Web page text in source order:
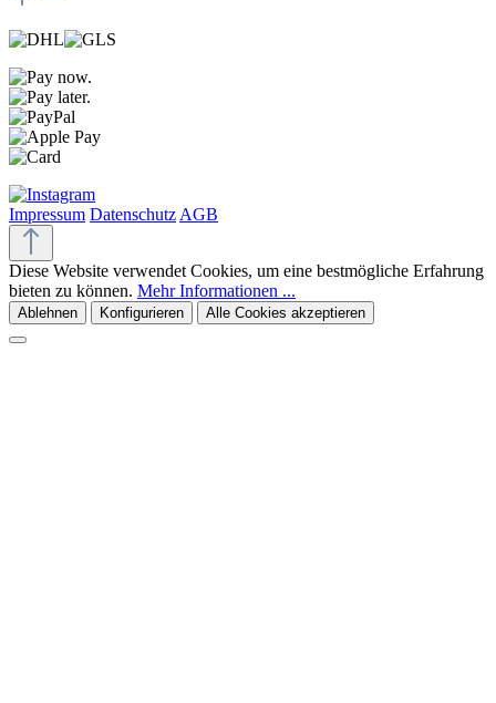
Impressum Datenschutz AGB
Diese Website verwendet Cookies, um eine bestmögliche Erfahrung
bieten zu können. Mehr Informationen ...
Ablehnen Konfigurieren Alle Cookies akzeptieren